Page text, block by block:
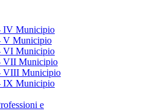
IV Municipio
V Municipio
VI Municipio
VII Municipio
VIII Municipio
IX Municipio
e